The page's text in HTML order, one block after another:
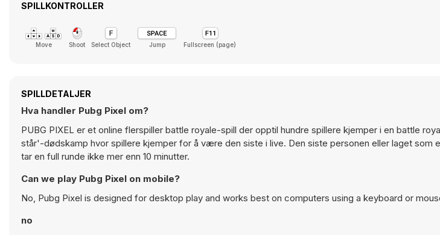
SPILLKONTROLLER
Move Shoot Select Object Jump Fullscreen (page)
SPILLDETALJER
Hva handler Pubg Pixel om?
PUBG PIXEL er et online flerspiller battle royale-spill der opptil hundre spillere kjemper i en battle
står'-dødskamp hvor spillere kjemper for å være den siste i live. Den siste personen eller laget som
tar en full runde ikke mer enn 10 minutter.
Can we play Pubg Pixel on mobile?
No, Pubg Pixel is designed for desktop play and works best on computers using a keyboard or
no